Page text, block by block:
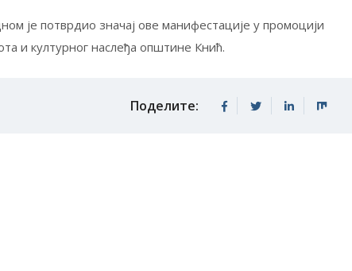
је потврдио значај ове манифестације у промоцији
и културног наслеђа општине Кнић.
Поделите: